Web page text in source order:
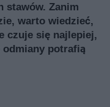
stawów. Zanim
warto wiedzieć,
czuje się najlepiej,
odmiany potrafią